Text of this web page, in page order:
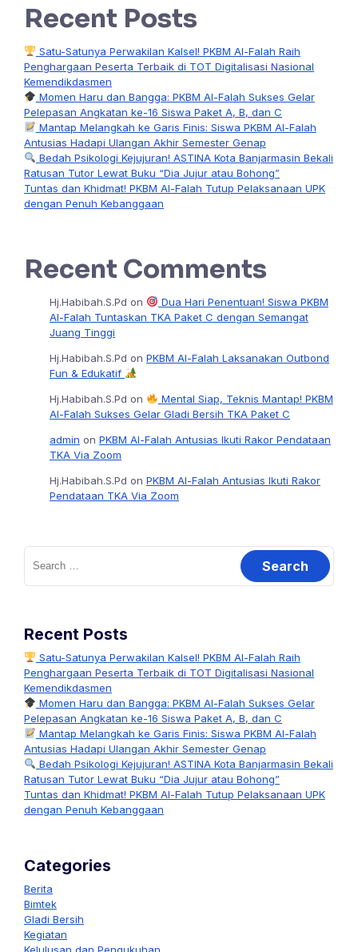
Recent Posts
Satu-Satunya Perwakilan Kalsel! PKBM Al-Falah Raih
Penghargaan Peserta Terbaik di TOT Digitalisasi Nasional
Kemendikdasmen
Momen Haru dan Bangga: PKBM Al-Falah Sukses Gelar
Pelepasan Angkatan ke-16 Siswa Paket A, B, dan C
Mantap Melangkah ke Garis Finis: Siswa PKBM Al-Falah
Antusias Hadapi Ulangan Akhir Semester Genap
Bedah Psikologi Kejujuran! ASTINA Kota Banjarmasin Bekali
Ratusan Tutor Lewat Buku “Dia Jujur atau Bohong”
Tuntas dan Khidmat! PKBM Al-Falah Tutup Pelaksanaan UPK
dengan Penuh Kebanggaan
Recent Comments
Hj.Habibah.S.Pd on
Dua Hari Penentuan! Siswa PKBM
Al-Falah Tuntaskan TKA Paket C dengan Semangat
Juang Tinggi
Hj.Habibah.S.Pd on PKBM Al-Falah Laksanakan Outbond
Fun & Edukatif
Hj.Habibah.S.Pd on
Mental Siap, Teknis Mantap! PKBM
Al-Falah Sukses Gelar Gladi Bersih TKA Paket C
admin on PKBM Al-Falah Antusias Ikuti Rakor Pendataan
TKA Via Zoom
Hj.Habibah.S.Pd on PKBM Al-Falah Antusias Ikuti Rakor
Pendataan TKA Via Zoom
Search
for:
Recent Posts
Satu-Satunya Perwakilan Kalsel! PKBM Al-Falah Raih
Penghargaan Peserta Terbaik di TOT Digitalisasi Nasional
Kemendikdasmen
Momen Haru dan Bangga: PKBM Al-Falah Sukses Gelar
Pelepasan Angkatan ke-16 Siswa Paket A, B, dan C
Mantap Melangkah ke Garis Finis: Siswa PKBM Al-Falah
Antusias Hadapi Ulangan Akhir Semester Genap
Bedah Psikologi Kejujuran! ASTINA Kota Banjarmasin Bekali
Ratusan Tutor Lewat Buku “Dia Jujur atau Bohong”
Tuntas dan Khidmat! PKBM Al-Falah Tutup Pelaksanaan UPK
dengan Penuh Kebanggaan
Categories
Berita
Bimtek
Gladi Bersih
Kegiatan